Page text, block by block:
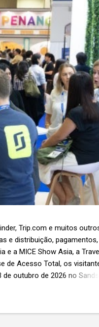
Trip.com e muitos
e distribuição, pagamentos,
a MICE Show Asia, a Travel
de Acesso Total, os
outubro de 2026 no Sands
a próxima geração da